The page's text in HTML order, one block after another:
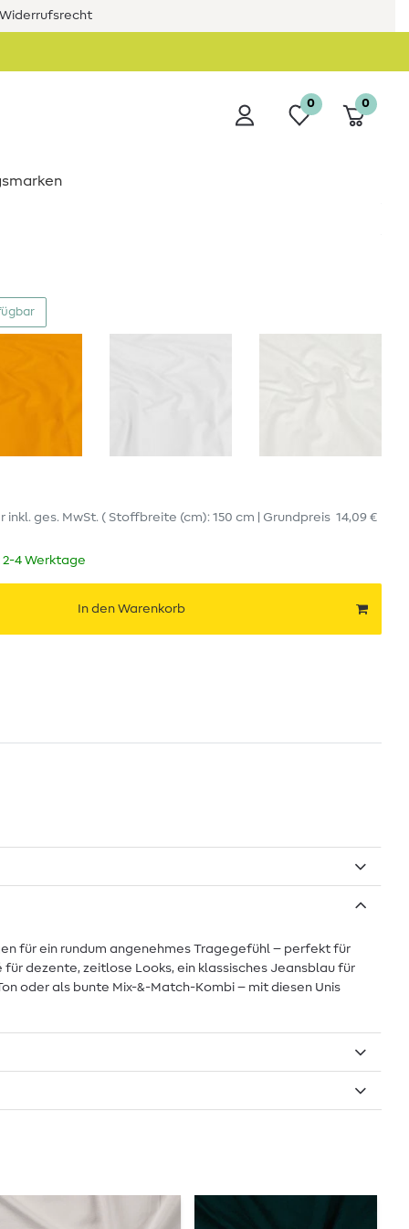
0 0
inkl. ges. MwSt. ( Stoffbreite (cm): 150 cm | Grundpreis 14,09 €
4 Werktage
In den Warenkorb
für ein rundum angenehmes Tragegefühl – perfekt für
dezente, zeitlose Looks, ein klassisches Jeansblau für
oder als bunte Mix-&-Match-Kombi – mit diesen Unis